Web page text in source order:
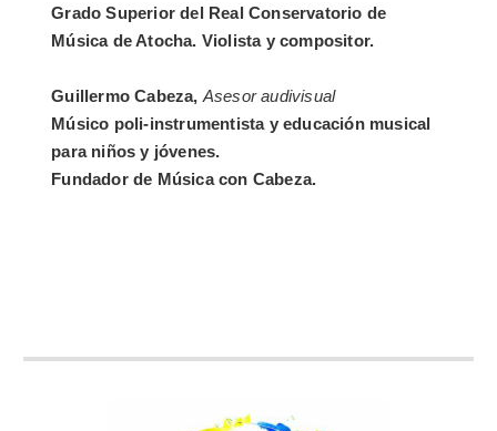
Grado Superior del Real Conservatorio de
Música de Atocha. Violista y compositor.
Guillermo Cabeza, Asesor audivisual
Músico poli-instrumentista y educación musical
para niños y jóvenes.
Fundador de Música con Cabeza.